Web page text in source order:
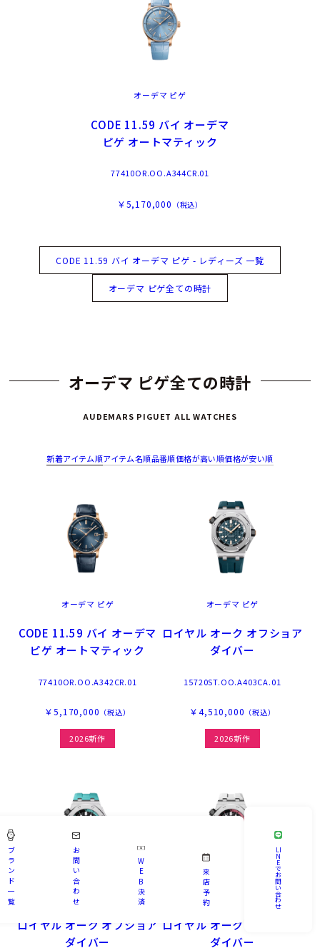
オーデマ ピゲ
CODE 11.59 バイ オーデマ
ピゲ オートマティック
77410OR.OO.A344CR.01
￥5,170,000 （税込）
CODE 11.59 バイ オーデマ ピゲ - レディーズ 一覧
オーデマ ピゲ全ての時計
オーデマ ピゲ全ての時計
AUDEMARS PIGUET ALL WATCHES
新着アイテム順アイテム名順品番順価格が高い順価格が安い順
オーデマ ピゲ
CODE 11.59 バイ オーデマ
ピゲ オートマティック
77410OR.OO.A342CR.01
￥5,170,000 （税込）
2026新作
オーデマ ピゲ
ロイヤル オーク オフショア
ダイバー
15720ST.OO.A403CA.01
￥4,510,000 （税込）
2026新作
オーデマ ピゲ
ロイヤル オーク オフショア
ダイバー
オーデマ ピゲ
ロイヤル オーク オフショア
ダイバー
ブ
ラ
ン
ド
一
覧
お
問
い
合
わ
せ
W
E
B
決
済
来
店
予
約
LI
N
E
で
お
問
い
合
わ
せ